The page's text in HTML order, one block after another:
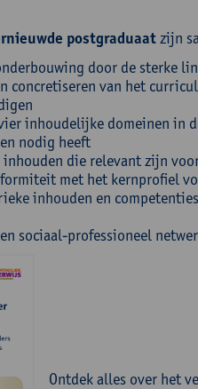
postgraduaat zijn
door de sterke
concretiseren van het
inhoudelijke domeinen in
nodig heeft
inhouden die relevant zijn
met het kernprofiel
inhouden en
sociaal-professioneel
Ontdek alles over het